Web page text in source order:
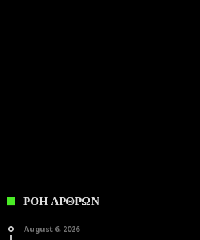
ΡΟΗ ΑΡΘΡΩΝ
August 6, 2026